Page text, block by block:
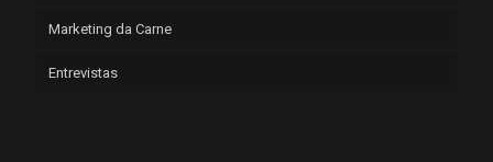
Marketing da Carne
Entrevistas